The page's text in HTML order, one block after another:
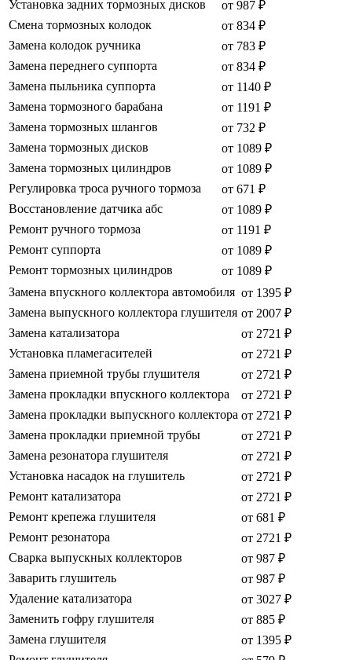
Установка задних тормозных дисков
от 987 ₽
Смена тормозных колодок
от 834 ₽
Замена колодок ручника
от 783 ₽
Замена переднего суппорта
от 834 ₽
Замена пыльника суппорта
от 1140 ₽
Замена тормозного барабана
от 1191 ₽
Замена тормозных шлангов
от 732 ₽
Замена тормозных дисков
от 1089 ₽
Замена тормозных цилиндров
от 1089 ₽
Регулировка троса ручного тормоза
от 671 ₽
Восстановление датчика абс
от 1089 ₽
Ремонт ручного тормоза
от 1191 ₽
Ремонт суппорта
от 1089 ₽
Ремонт тормозных цилиндров
от 1089 ₽
Замена впускного коллектора автомобиля от 1395 ₽
Замена выпускного коллектора глушителя от 2007 ₽
Замена катализатора
от 2721 ₽
Установка пламегасителей
от 2721 ₽
Замена приемной трубы глушителя
от 2721 ₽
Замена прокладки впускного коллектора
от 2721 ₽
Замена прокладки выпускного коллектора от 2721 ₽
Замена прокладки приемной трубы
от 2721 ₽
Замена резонатора глушителя
от 2721 ₽
Установка насадок на глушитель
от 2721 ₽
Ремонт катализатора
от 2721 ₽
Ремонт крепежа глушителя
от 681 ₽
Ремонт резонатора
от 2721 ₽
Сварка выпускных коллекторов
от 987 ₽
Заварить глушитель
от 987 ₽
Удаление катализатора
от 3027 ₽
Заменить гофру глушителя
от 885 ₽
Замена глушителя
от 1395 ₽